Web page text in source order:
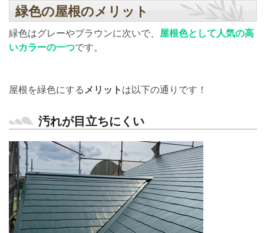
緑色の屋根のメリット
緑色はグレーやブラウンに次いで、 屋根色として人気の高
いカラーの一つです。
屋根を緑色にする メリット は以下の通りです！
汚れが目立ちにくい